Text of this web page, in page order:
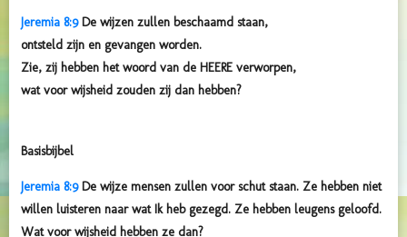
Jeremia 8:9De wijzen zullen beschaamd staan,
ontsteld zijn en gevangen worden.
Zie, zij hebben het woord van de HEERE verworpen,
wat voor wijsheid zouden zij dan hebben?
Basisbijbel
Jeremia 8:9 De wijze mensen zullen voor schut staan. Ze hebben niet
willen luisteren naar wat Ik heb gezegd. Ze hebben leugens geloofd.
Wat voor wijsheid hebben ze dan?